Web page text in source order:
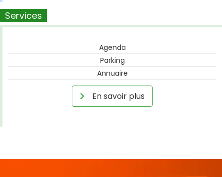
Services
Agenda
Parking
Annuaire
En savoir plus